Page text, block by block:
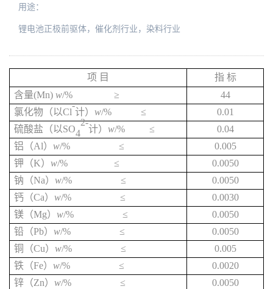
用途：
锂电池正极前驱体，催化剂行业，染料行业
项 目 指 标
含量(Mn) w/% ≥
44
氯化物（以Cl
-
计）w/% ≤
0.01
硫酸盐（以SO4
2-
计）w/% ≤ 0.04
铝（Al）w/% ≤
0.005
钾（K）w/% ≤
0.0050
钠（Na）w/% ≤
0.0050
钙（Ca）w/% ≤
0.0030
镁（Mg）w/% ≤
0.0050
铅（Pb）w/% ≤
0.0050
铜（Cu）w/% ≤
0.005
铁（Fe）w/% ≤
0.0020
锌（Zn）w/% ≤
0.0050